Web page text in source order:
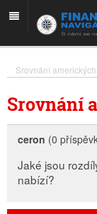
Srovnání
Srovnání
ceron (0
Jaké jsou
nabízí?